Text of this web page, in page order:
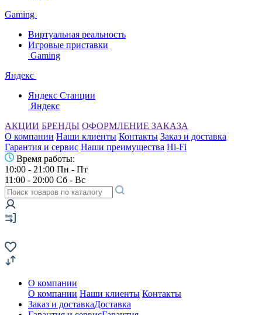
Gaming
Виртуальная реальность
Игровые приставки
Gaming
Яндекс
Яндекс Станции
Яндекс
АКЦИИ БРЕНДЫ ОФОРМЛЕНИЕ ЗАКАЗА
О компании Наши клиенты Контакты Заказ и доставка
Гарантия и сервис Наши преимущества Hi-Fi
Время работы:
10:00 - 21:00 Пн - Пт
11:00 - 20:00 Сб - Вс
О компании
О компании Наши клиенты Контакты
Заказ и доставкаДоставка